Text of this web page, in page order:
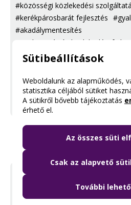
#közösségi közlekedési
#kerékpárosbarát fejlesztés
#akadálymentesítés
#agglomerációs közlekedési
#autóval közlekedőket érintő
#közterület-felújítás #élhető
#fenntartható közlekedés
#közösségi közlekedési
Szolgáltatásfejlesztések
BudapestGO: egy
utazástervezés, a
forgalmi információk
Sütibeállítások
Weboldalunk az alapműködés,
statisztika céljából sütiket
A sütikről bővebb tájékoztatás
érhető el.
Az összes süti
Csak az alapvető
További